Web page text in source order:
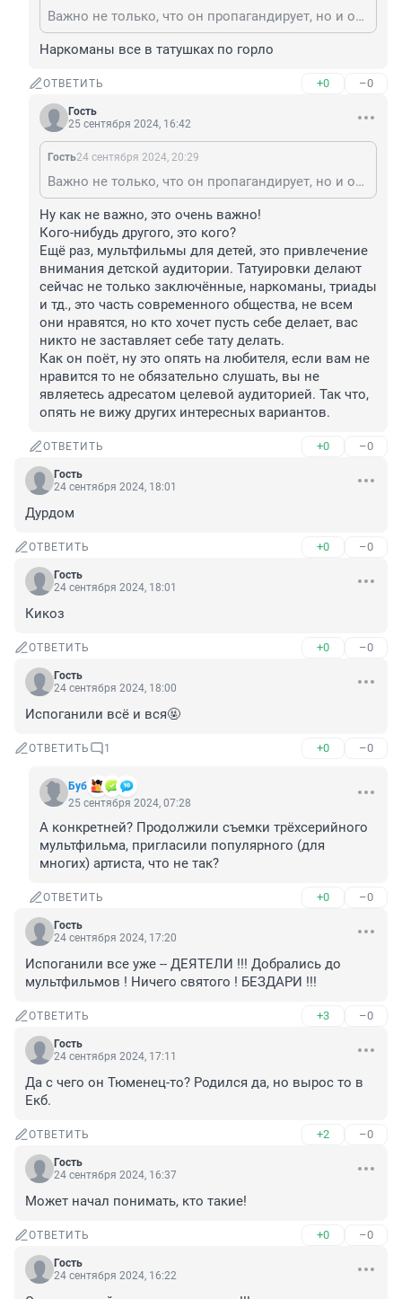
Важно не только, что он пропагандирует, но и образ в целом. Данный персонаж записывал песни с нецензурной лексикой, покрытый татуировками странными, песни некоторые ,,пел,,вообще не разжимая зубов, не пел, а выл каверкая слова. Так себе экземпляр для кумира молодёжи. Можно было и достойнее выбрать кандидата
Наркоманы все в татушках по горло
ОТВЕТИТЬ +0 –0
Гость
25 сентября 2024, 16:42
Гость24 сентября 2024, 20:29
Важно не только, что он пропагандирует, но и образ в целом. Данный персонаж записывал песни с нецензурной лексикой, покрытый татуировками странными, песни некоторые ,,пел,,вообще не разжимая зубов, не пел, а выл каверкая слова. Так себе экземпляр для кумира молодёжи. Можно было и достойнее выбрать кандидата
Ну как не важно, это очень важно!
Кого-нибудь другого, это кого?
Ещё раз, мультфильмы для детей, это привлечение
внимания детской аудитории. Татуировки делают
сейчас не только заключённые, наркоманы, триады
и тд., это часть современного общества, не всем
они нравятся, но кто хочет пусть себе делает, вас
никто не заставляет себе тату делать.
Как он поёт, ну это опять на любителя, если вам не
нравится то не обязательно слушать, вы не
являетесь адресатом целевой аудиторией. Так что,
опять не вижу других интересных вариантов.
ОТВЕТИТЬ +0 –0
Гость
24 сентября 2024, 18:01
Дурдом
ОТВЕТИТЬ +0 –0
Гость
24 сентября 2024, 18:01
Кикоз
ОТВЕТИТЬ +0 –0
Гость
24 сентября 2024, 18:00
Испоганили всё и вся🤬
ОТВЕТИТЬ 1 +0 –0
Буб
25 сентября 2024, 07:28
А конкретней? Продолжили съемки трёхсерийного
мультфильма, пригласили популярного (для
многих) артиста, что не так?
ОТВЕТИТЬ +0 –0
Гость
24 сентября 2024, 17:20
Испоганили все уже -- ДЕЯТЕЛИ !!! Добрались до
мультфильмов ! Ничего святого ! БЕЗДАРИ !!!
ОТВЕТИТЬ +3 –0
Гость
24 сентября 2024, 17:11
Да с чего он Тюменец-то? Родился да, но вырос то в
Екб.
ОТВЕТИТЬ +2 –0
Гость
24 сентября 2024, 16:37
Может начал понимать, кто такие!
ОТВЕТИТЬ +0 –0
Гость
24 сентября 2024, 16:22